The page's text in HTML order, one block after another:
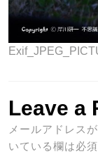
Leave a
メールアドレス
いている欄は必